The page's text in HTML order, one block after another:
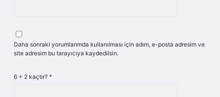
Daha sonraki yorumlarımda kullanılması için adım, e-posta adresim ve
site adresim bu tarayıcıya kaydedilsin.
6 + 2 kaçtır? *